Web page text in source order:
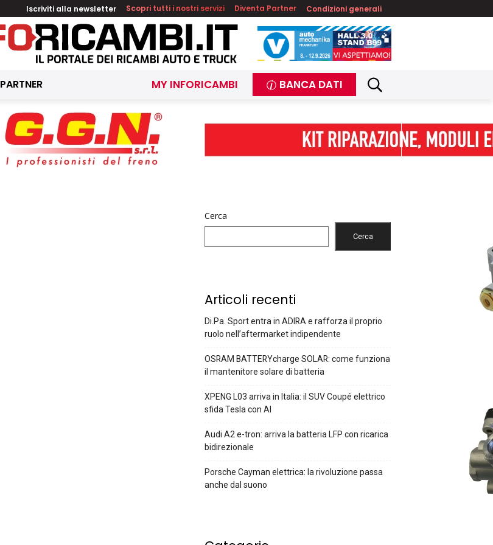
Iscriviti alla newsletter Scopri tutti i nostri servizi Diventa Partner Condizioni generali
PARTNER MY INFORICAMBI BANCA DATI
Cerca
Cerca
Articoli recenti
Di.Pa. Sport entra in ADIRA e rafforza il proprio
ruolo nell’aftermarket indipendente
OSRAM BATTERYcharge SOLAR: come funziona
il mantenitore solare di batteria
XPENG L03 arriva in Italia: il SUV Coupé elettrico
sfida Tesla con AI
Audi A2 e-tron: arriva la batteria LFP con ricarica
bidirezionale
Porsche Cayman elettrica: la rivoluzione passa
anche dal suono